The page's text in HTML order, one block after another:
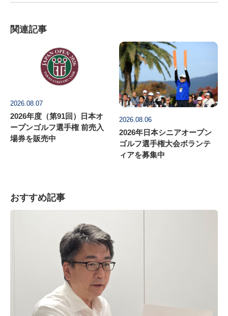
関連記事
2026.08.07
2026年度（第91回）日本オ
ープンゴルフ選手権 前売入
場券を販売中
2026.08.06
2026年日本シニアオープン
ゴルフ選手権大会ボランテ
ィアを募集中
おすすめ記事